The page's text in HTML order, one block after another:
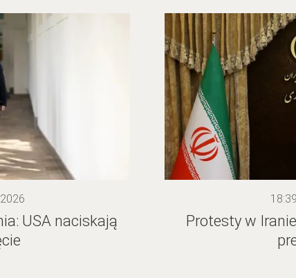
USA naciskają
Protesty w